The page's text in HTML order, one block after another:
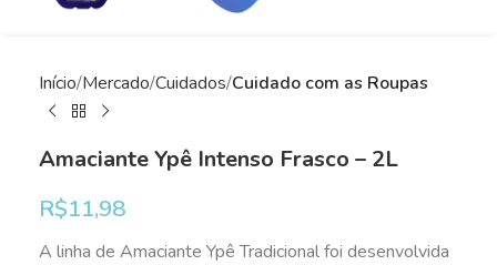
Início Mercado Cuidados Cuidado com as Roupas
Amaciante Ypê Intenso Frasco – 2L
R$11,98
A linha de Amaciante Ypê Tradicional foi desenvolvida